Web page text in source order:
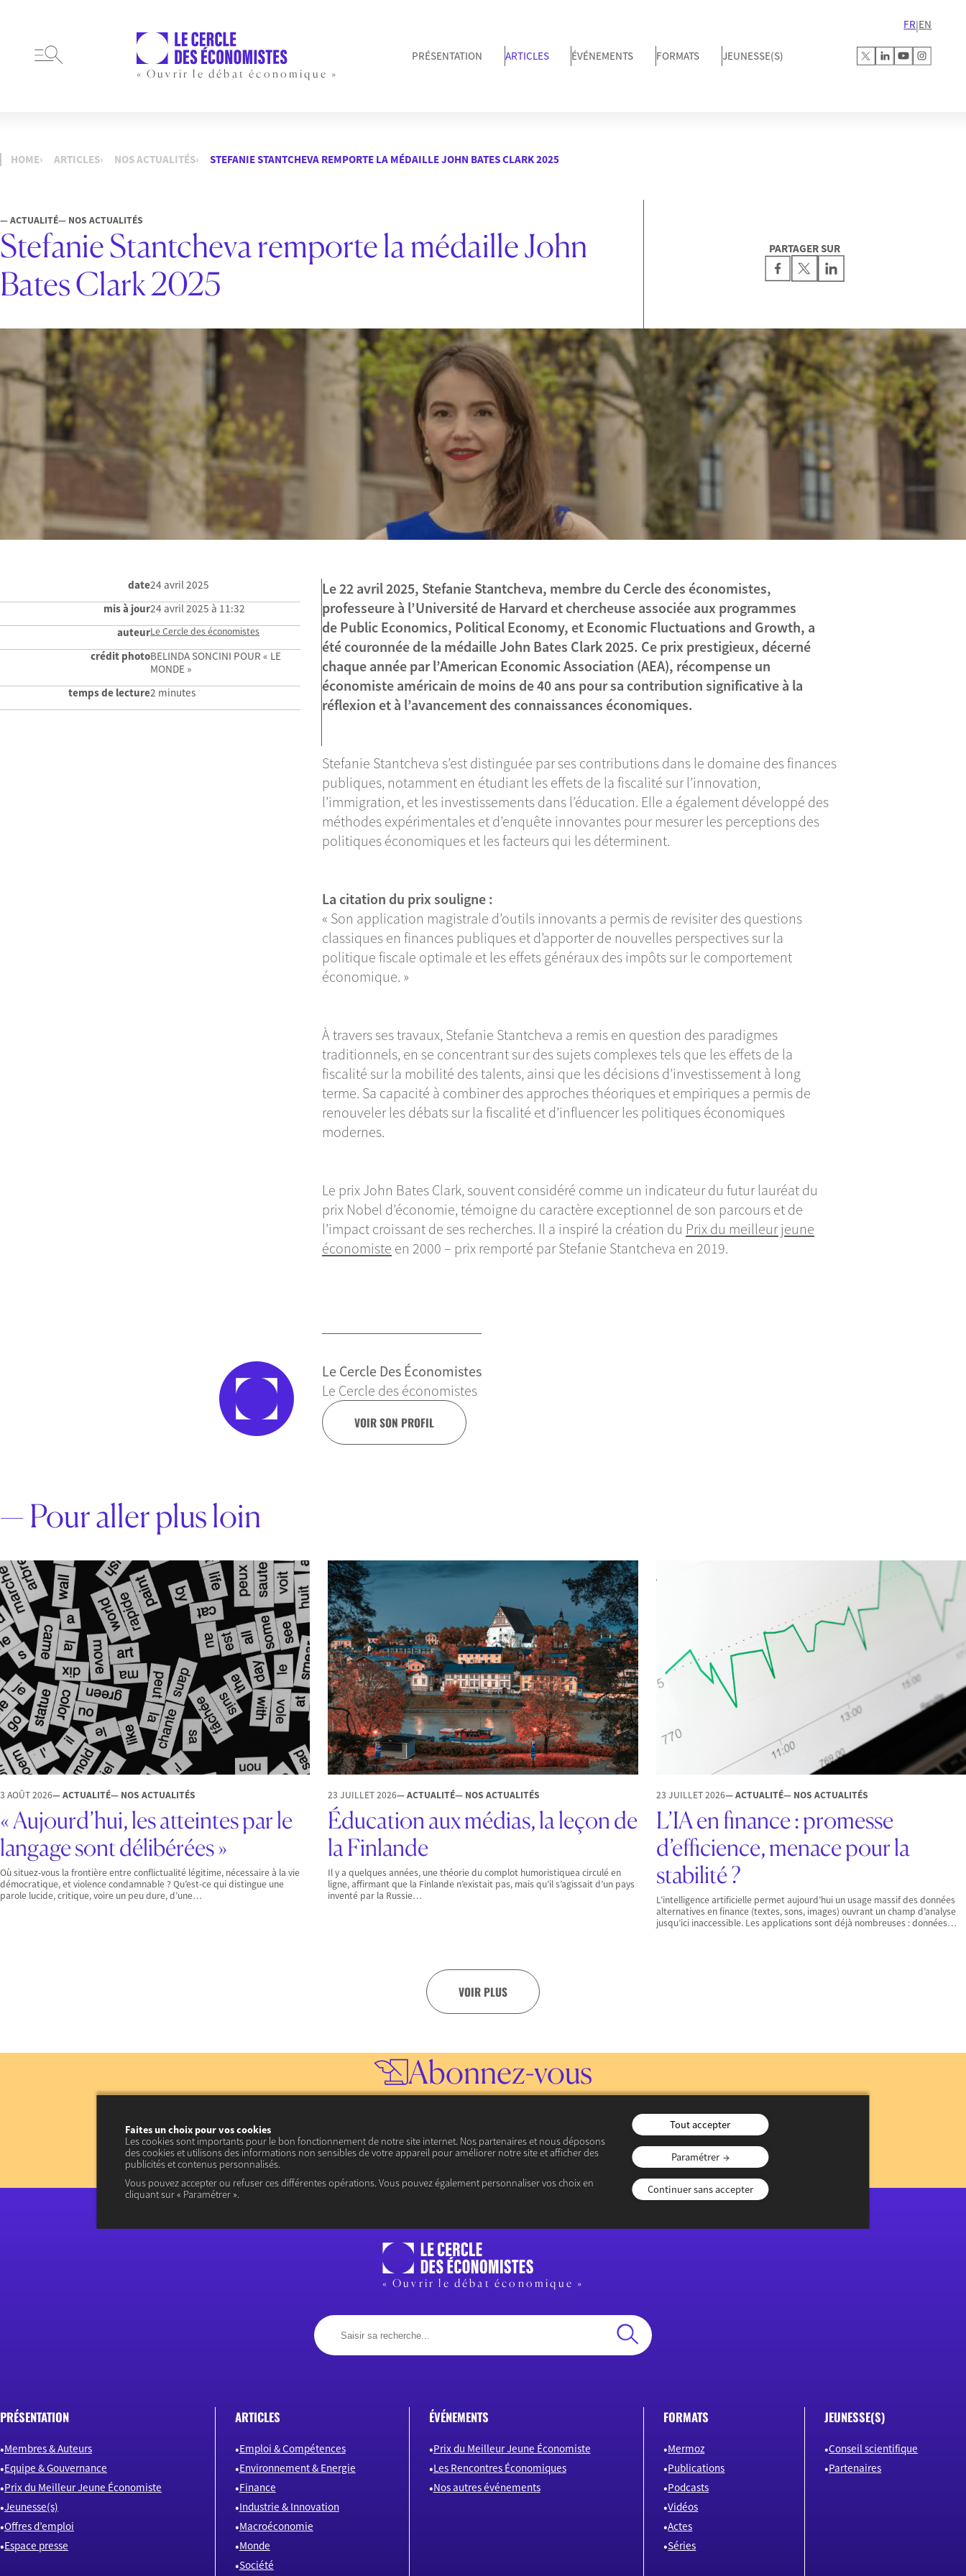
« Ouvrir le débat économique »
PRÉSENTATION ARTICLES ÉVÉNEMENTS FORMATS JEUNESSE(S)
FR|EN
HOME ARTICLES NOS ACTUALITÉS STEFANIE STANTCHEVA REMPORTE LA MÉDAILLE JOHN BATES CLARK 2025
— ACTUALITÉ— NOS ACTUALITÉS
Stefanie Stantcheva remporte la médaille John
Bates Clark 2025
PARTAGER SUR
date24 avril 2025
mis à jour24 avril 2025 à 11:32
auteurLe Cercle des économistes
crédit photoBELINDA SONCINI POUR « LE
MONDE »
temps de lecture2 minutes
Le 22 avril 2025, Stefanie Stantcheva, membre du Cercle des économistes,
professeure à l’Université de Harvard et chercheuse associée aux programmes
de Public Economics, Political Economy, et Economic Fluctuations and Growth, a
été couronnée de la médaille John Bates Clark 2025. Ce prix prestigieux, décerné
chaque année par l’American Economic Association (AEA), récompense un
économiste américain de moins de 40 ans pour sa contribution significative à la
réflexion et à l’avancement des connaissances économiques.
Stefanie Stantcheva s’est distinguée par ses contributions dans le domaine des finances
publiques, notamment en étudiant les effets de la fiscalité sur l’innovation,
l’immigration, et les investissements dans l’éducation. Elle a également développé des
méthodes expérimentales et d’enquête innovantes pour mesurer les perceptions des
politiques économiques et les facteurs qui les déterminent.
La citation du prix souligne :
« Son application magistrale d’outils innovants a permis de revisiter des questions
classiques en finances publiques et d’apporter de nouvelles perspectives sur la
politique fiscale optimale et les effets généraux des impôts sur le comportement
économique. »
À travers ses travaux, Stefanie Stantcheva a remis en question des paradigmes
traditionnels, en se concentrant sur des sujets complexes tels que les effets de la
fiscalité sur la mobilité des talents, ainsi que les décisions d’investissement à long
terme. Sa capacité à combiner des approches théoriques et empiriques a permis de
renouveler les débats sur la fiscalité et d’influencer les politiques économiques
modernes.
Le prix John Bates Clark, souvent considéré comme un indicateur du futur lauréat du
prix Nobel d’économie, témoigne du caractère exceptionnel de son parcours et de
l’impact croissant de ses recherches. Il a inspiré la création du Prix du meilleur jeune
économiste en 2000 – prix remporté par Stefanie Stantcheva en 2019.
Le Cercle Des Économistes
Le Cercle des économistes
VOIR SON PROFIL
— Pour aller plus loin
3 AOÛT 2026— ACTUALITÉ— NOS ACTUALITÉS
« Aujourd’hui, les atteintes par le
langage sont délibérées »
Où situez-vous la frontière entre conflictualité légitime, nécessaire à la vie
démocratique, et violence condamnable ? Qu’est-ce qui distingue une
parole lucide, critique, voire un peu dure, d’une…
23 JUILLET 2026— ACTUALITÉ— NOS ACTUALITÉS
Éducation aux médias, la leçon de
la Finlande
Il y a quelques années, une théorie du complot humoristiquea circulé en
ligne, affirmant que la Finlande n’existait pas, mais qu’il s’agissait d’un pays
inventé par la Russie…
23 JUILLET 2026— ACTUALITÉ— NOS ACTUALITÉS
L’IA en finance : promesse
d’efficience, menace pour la
stabilité ?
L’intelligence artificielle permet aujourd’hui un usage massif des données
alternatives en finance (textes, sons, images) ouvrant un champ d’analyse
jusqu’ici inaccessible. Les applications sont déjà nombreuses : données…
VOIR PLUS
Abonnez-vous
à notre lettre d’information
JE M’INSCRIS
Consulter les précédentes lettres d’information
« Ouvrir le débat économique »
PRÉSENTATION
Membres & Auteurs
Equipe & Gouvernance
Prix du Meilleur Jeune Économiste
Jeunesse(s)
Offres d’emploi
Espace presse
ARTICLES
Emploi & Compétences
Environnement & Energie
Finance
Industrie & Innovation
Macroéconomie
Monde
Société
ÉVÉNEMENTS
Prix du Meilleur Jeune Économiste
Les Rencontres Économiques
Nos autres événements
FORMATS
Mermoz
Publications
Podcasts
Vidéos
Actes
Séries
JEUNESSE(S)
Conseil scientifique
Partenaires
Faites un choix pour vos cookies
Les cookies sont importants pour le bon fonctionnement de notre site internet. Nos partenaires et nous déposons
des cookies et utilisons des informations non sensibles de votre appareil pour améliorer notre site et afficher des
publicités et contenus personnalisés.
Vous pouvez accepter ou refuser ces différentes opérations. Vous pouvez également personnaliser vos choix en
cliquant sur « Paramétrer ».
Tout accepter
Paramétrer
Continuer sans accepter